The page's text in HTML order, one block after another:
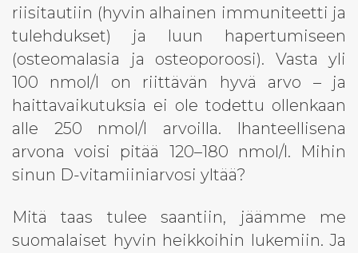
riisitautiin (hyvin alhainen immuniteetti ja
tulehdukset) ja luun hapertumiseen
(osteomalasia ja osteoporoosi). Vasta yli
100 nmol/l on riittävän hyvä arvo – ja
haittavaikutuksia ei ole todettu ollenkaan
alle 250 nmol/l arvoilla. Ihanteellisena
arvona voisi pitää 120–180 nmol/l. Mihin
sinun D-vitamiiniarvosi yltää?
Mitä taas tulee saantiin, jäämme me
suomalaiset hyvin heikkoihin lukemiin. Ja